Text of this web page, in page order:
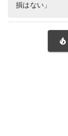
損はない」